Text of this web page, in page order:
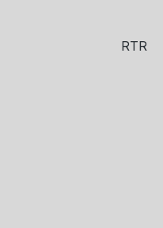
RTR